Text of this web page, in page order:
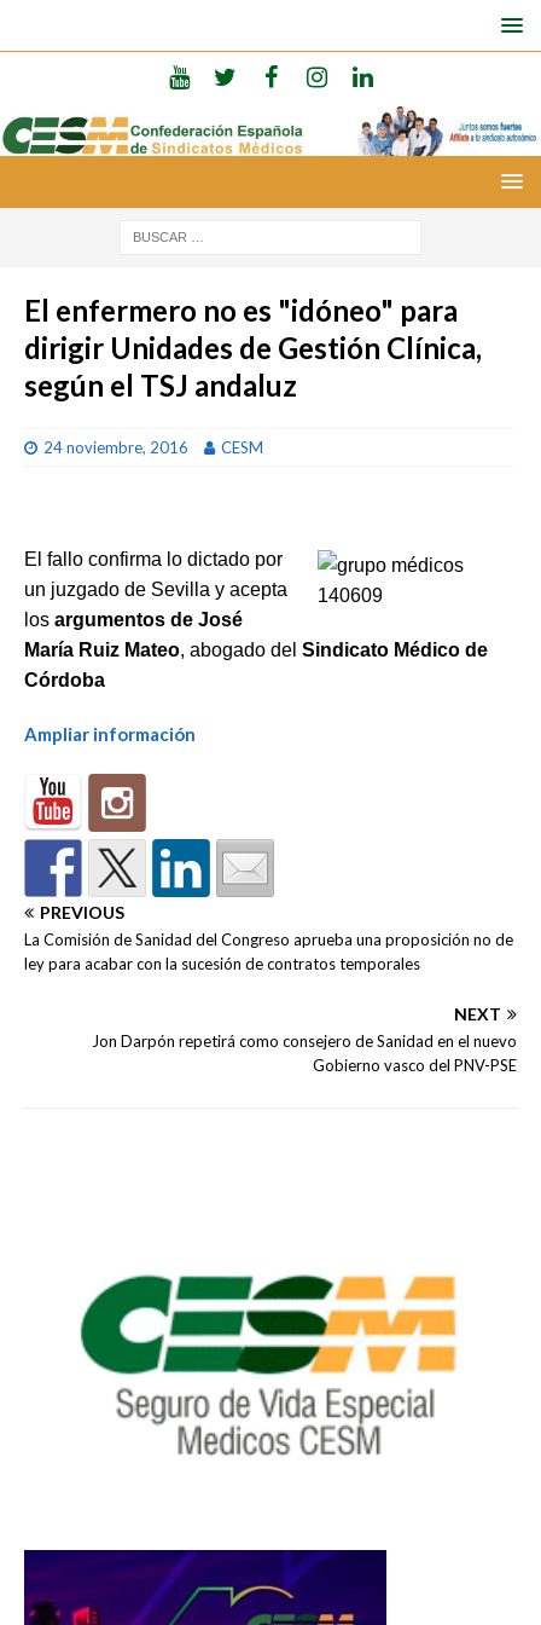
El enfermero no es "idóneo" para
dirigir Unidades de Gestión Clínica,
según el TSJ andaluz
24 noviembre, 2016 CESM
El fallo confirma lo dictado por
un juzgado de Sevilla y acepta
los argumentos de José
María Ruiz Mateo, abogado del Sindicato Médico de
Córdoba
Ampliar información
PREVIOUS
La Comisión de Sanidad del Congreso aprueba una proposición no de
ley para acabar con la sucesión de contratos temporales
NEXT
Jon Darpón repetirá como consejero de Sanidad en el nuevo
Gobierno vasco del PNV-PSE